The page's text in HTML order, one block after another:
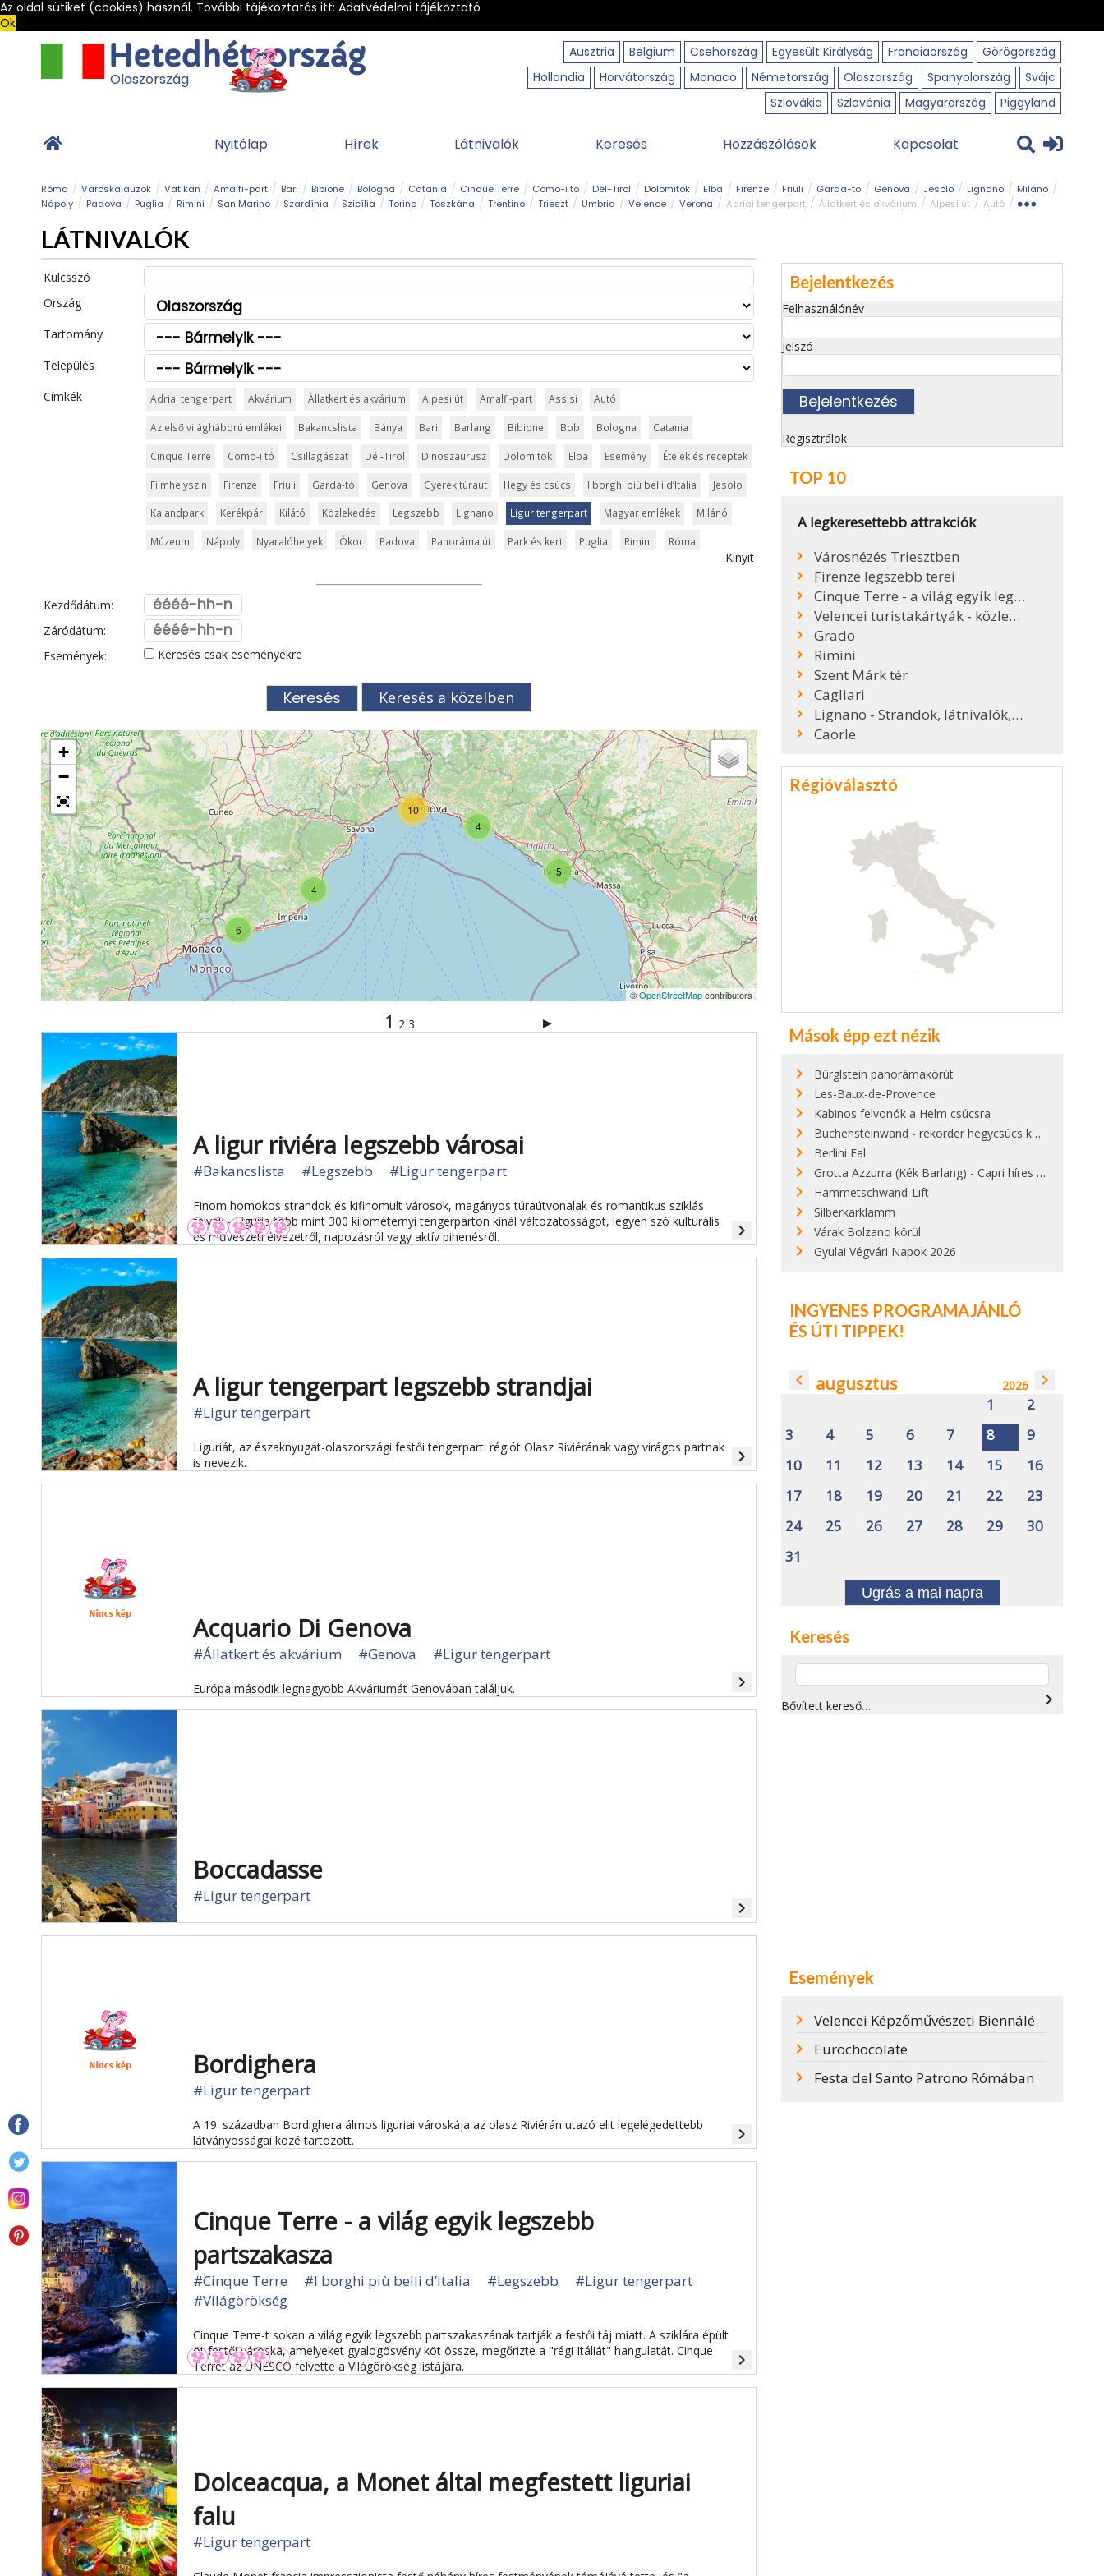
Az oldal sütiket (cookies) használ. További tájékoztatás itt: Adatvédelmi tájékoztató
Ok
Ausztria
Belgium Csehország Egyesült Királyság Franciaország
Görögország
Hollandia
Horvátország Monaco Németország Olaszország Spanyolország
Svájc
Szlovákia
Szlovénia Magyarország Piggyland
Olaszország
Nyitólap Hírek Látnivalók Keresés Hozzászólások Kapcsolat
Róma Városkalauzok Vatikán Amalfi-part Bari Bibione Bologna Catania Cinque Terre Como-i tó Dél-Tirol Dolomitok Elba Firenze Friuli Garda-tó Genova Jesolo Lignano
Milánó
Nápoly
Padova Puglia Rimini San Marino Szardínia Szicília Torino Toszkána Trentino Trieszt Umbria Velence Verona Adriai tengerpart Állatkert és akvárium Alpesi út
Autó
Magyar emlékek
Múzeum Nyaralóhelyek
Tengerpart
Toszkán tengerpart
LÁTNIVALÓK
Kulcsszó
Ország
Tartomány
Település
Címkék
Adriai tengerpart Akvárium Állatkert és akvárium Alpesi út Amalfi-part Assisi Autó
Az első világháború emlékei Bakancslista Bánya Bari Barlang Bibione Bob Bologna Catania
Cinque Terre Como-i tó Csillagászat Dél-Tirol Dinoszaurusz Dolomitok Elba Esemény Ételek és receptek
Filmhelyszín Firenze Friuli Garda-tó Genova Gyerek túraút Hegy és csúcs I borghi più belli d’Italia Jesolo
Kalandpark Kerékpár Kilátó Közlekedés Legszebb Lignano Ligur tengerpart Magyar emlékek Milánó
Múzeum Nápoly Nyaralóhelyek Ókor Padova Panoráma út Park és kert Puglia Rimini Róma
Szicília Sziget
Toszkán tengerpart
Városkalauzok Városok Vatikán
Kinyit
Kezdődátum:
Záródátum:
Események:
Keresés csak eseményekre
Keresés a közelben
5
4
6
4
10
+
−
©OpenStreetMapcontributors
1 2 3 ▶
A ligur riviéra legszebb városai
#Bakancslista #Legszebb #Ligur tengerpart
Finom homokos strandok és kifinomult városok, magányos túraútvonalak és romantikus sziklás
falvak - Liguria több mint 300 kilométernyi tengerparton kínál változatosságot, legyen szó kulturális
és művészeti élvezetről, napozásról vagy aktív pihenésről.
navigate_next
A ligur tengerpart legszebb strandjai
#Ligur tengerpart
Liguriát, az északnyugat-olaszországi festői tengerparti régiót Olasz Riviérának vagy virágos partnak
is nevezik.
navigate_next
Acquario Di Genova
#Állatkert és akvárium #Genova #Ligur tengerpart
Európa második legnagyobb Akváriumát Genovában találjuk. navigate_next
Boccadasse
#Ligur tengerpart
navigate_next
Bordighera
#Ligur tengerpart
A 19. században Bordighera álmos liguriai városkája az olasz Riviérán utazó elit legelégedettebb
látványosságai közé tartozott.
navigate_next
Cinque Terre - a világ egyik legszebb
partszakasza
#Cinque Terre #I borghi più belli d’Italia #Legszebb
#Ligur tengerpart
#Világörökség
Cinque Terre-t sokan a világ egyik legszebb partszakaszának tartják a festői táj miatt. A sziklára épült
öt festői városka, amelyeket gyalogösvény köt össze, megőrizte a "régi Itáliát" hangulatát. Cinque
Terrét az UNESCO felvette a Világörökség listájára.
navigate_next
Dolceacqua, a Monet által megfestett liguriai
falu
#Ligur tengerpart
Bejelentkezés
Felhasználónév
Jelszó
Regisztrálok
TOP 10
A legkeresettebb attrakciók
Városnézés Triesztben
Firenze legszebb terei
Cinque Terre - a világ egyik legszebb partszakasza
Velencei turistakártyák - közlekedés Velencében
Grado
Rimini
Szent Márk tér
Cagliari
Lignano - Strandok, látnivalók, kirándulóhelyek
Caorle
Régióválasztó
Mások épp ezt nézik
Bürglstein panorámakörút
Les-Baux-de-Provence
Kabinos felvonók a Helm csúcsra
Buchensteinwand - rekorder hegycsúcs kereszttel
Berlini Fal
Grotta Azzurra (Kék Barlang) - Capri híres látványossága
Hammetschwand-Lift
Silberkarklamm
Várak Bolzano körül
Gyulai Végvári Napok 2026
INGYENES PROGRAMAJÁNLÓ
ÉS ÚTI TIPPEK!
navigate_before augusztus 2026 navigate_next
1
2
3
4 5 6 7 8
9
10
11 12 13 14 15
16
17
18 19 20 21 22
23
24
25 26 27 28 29
30
31
Ugrás a mai napra
Keresés
Bővített kereső… navigate_next
Események
Velencei Képzőművészeti Biennálé
Eurochocolate
Festa del Santo Patrono Rómában